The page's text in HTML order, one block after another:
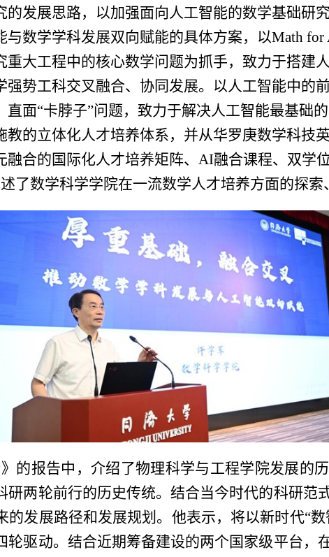
发展思路，以加强面向人工智能的数学基础研
数学学科发展双向赋能的具体方案，以Math for
大工程中的核心数学问题为抓手，致力于搭建
势工科交叉融合、协同发展。以人工智能中的
直面“卡脖子”问题，致力于解决人工智能最基础
的立体化人才培养体系，并从华罗庚数学科技
合的国际化人才培养矩阵、 AI融合课程、双学
了数学科学学院在一流数学人才培养方面的探索
的报告中，介绍了物理科学与工程学院发展的
研两轮前行的历史传统。结合当今时代的科研范
的发展路径和发展规划。他表示，将以新时代“数
驱动。结合近期筹备建设的两个国家级平台，